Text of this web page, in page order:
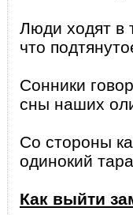
Люди ходят в
что
Сонники
сны наших
Со стороны
одинокий
Как выйти